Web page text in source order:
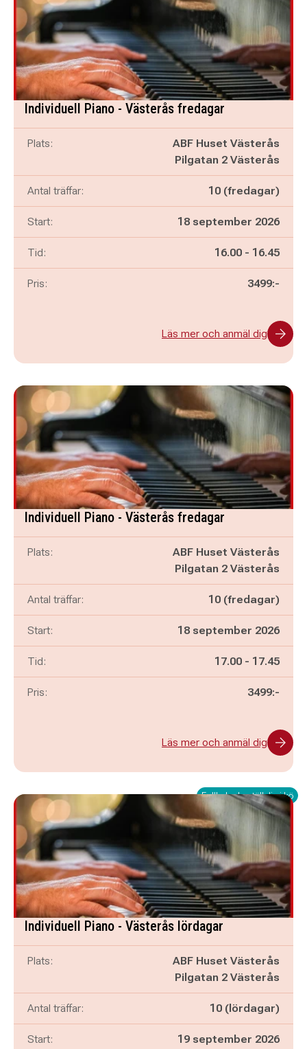
Individuell Piano - Västerås fredagar
Plats:
ABF Huset Västerås
Pilgatan 2 Västerås
Antal träffar: 10 (fredagar)
Start: 18 september 2026
Tid: Pågår mellan
16.00 - och
16.45
Pris: 3499:-
Läs mer och anmäl dig
Individuell Piano - Västerås fredagar
Plats:
ABF Huset Västerås
Pilgatan 2 Västerås
Antal träffar: 10 (fredagar)
Start: 18 september 2026
Tid: Pågår mellan
17.00 - och
17.45
Pris: 3499:-
Läs mer och anmäl dig
Fullbokad - ställ dig i kö
Individuell Piano - Västerås lördagar
Plats:
ABF Huset Västerås
Pilgatan 2 Västerås
Antal träffar: 10 (lördagar)
Start: 19 september 2026